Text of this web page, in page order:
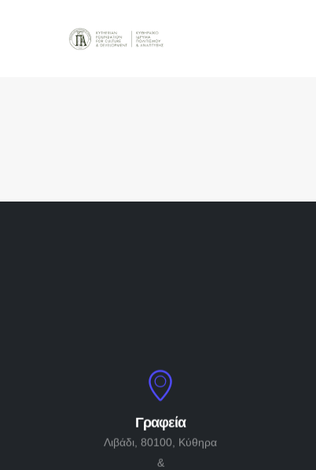
Γραφεία
Λιβάδι, 80100, Κύθηρα
&